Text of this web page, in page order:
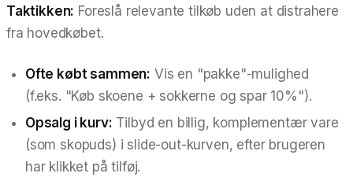
Taktikken: Foreslå relevante tilkøb uden at distrahere
fra hovedkøbet.
Ofte købt sammen: Vis en "pakke"-mulighed
(f.eks. "Køb skoene + sokkerne og spar 10%").
Opsalg i kurv: Tilbyd en billig, komplementær vare
(som skopuds) i slide-out-kurven, efterbrugeren
har klikket på tilføj.